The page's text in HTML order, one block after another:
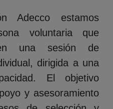
Adecco estamos
voluntaria que
una sesión de
dirigida a una
El objetivo
y asesoramiento